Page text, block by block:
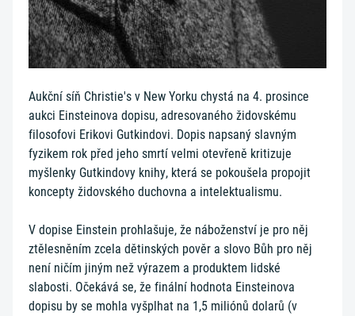
Aukční síň Christie's v New Yorku chystá na 4. prosince
aukci Einsteinova dopisu, adresovaného židovskému
filosofovi Erikovi Gutkindovi. Dopis napsaný slavným
fyzikem rok před jeho smrtí velmi otevřeně kritizuje
myšlenky Gutkindovy knihy, která se pokoušela propojit
koncepty židovského duchovna a intelektualismu.
V dopise Einstein prohlašuje, že náboženství je pro něj
ztělesněním zcela dětinských pověr a slovo Bůh pro něj
není ničím jiným než výrazem a produktem lidské
slabosti. Očekává se, že finální hodnota Einsteinova
dopisu by se mohla vyšplhat na 1,5 miliónů dolarů (v